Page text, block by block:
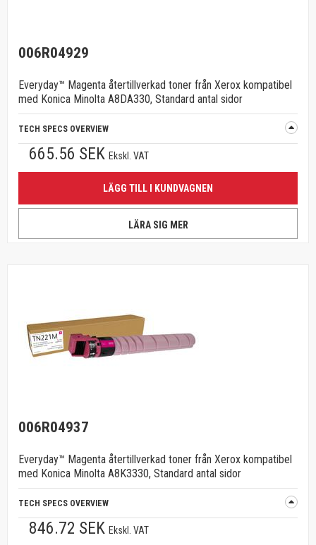
006R04929
Everyday™ Magenta återtillverkad toner från Xerox kompatibel
med Konica Minolta A8DA330, Standard antal sidor
TECH SPECS OVERVIEW
665.56 SEK Ekskl. VAT
LÄGG TILL I KUNDVAGNEN
LÄRA SIG MER
006R04937
Everyday™ Magenta återtillverkad toner från Xerox kompatibel
med Konica Minolta A8K3330, Standard antal sidor
TECH SPECS OVERVIEW
846.72 SEK Ekskl. VAT